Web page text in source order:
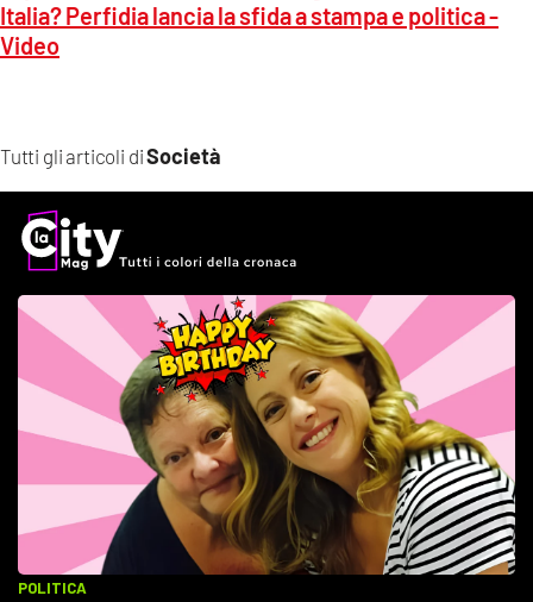
Tutti gli articoli diSocietà
Italia? Perfidia lancia la sfida a stampa e politica -
Video